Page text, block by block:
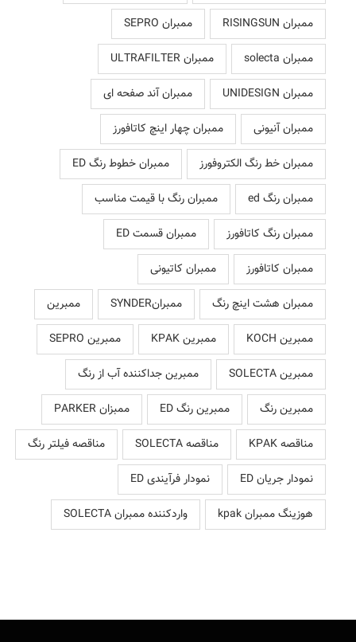
ممبران RISINGSUN
ممبران SEPRO
ممبران solecta
ممبران ULTRAFILTER
ممبران UNIDESIGN
ممبران آند صفحه ای
ممبران آنیونی
ممبران چهار اینچ کاتافورز
ممبران خط رنگ الکتروفورز
ممبران خطوط رنگ ED
ممبران رنگ ed
ممبران رنگ با قیمت مناسب
ممبران رنگ کاتافورز
ممبران قسمت ED
ممبران کاتافورز
ممبران کاتیونی
ممبران هشت اینچ رنگ
ممبرانSYNDER
ممبرین
ممبرین KOCH
ممبرین KPAK
ممبرین SEPRO
ممبرین SOLECTA
ممبرین جداکننده آب از رنگ
ممبرین رنگ
ممبرین رنگ ED
ممبزان PARKER
مناقصه KPAK
مناقصه SOLECTA
مناقصه فیلتر رنگ
نمودار جریان ED
نمودار فرآیندی ED
هوزینگ ممبران kpak
واردکننده ممبران SOLECTA